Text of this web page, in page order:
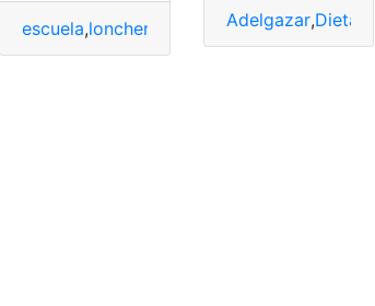
escuela,lonchera preescolar,Saludable
Adelgazar,Dieta